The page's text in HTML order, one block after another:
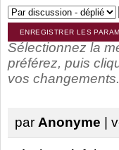
Sélectionnez la
préférez, puis
vos changements.
par Anonyme |